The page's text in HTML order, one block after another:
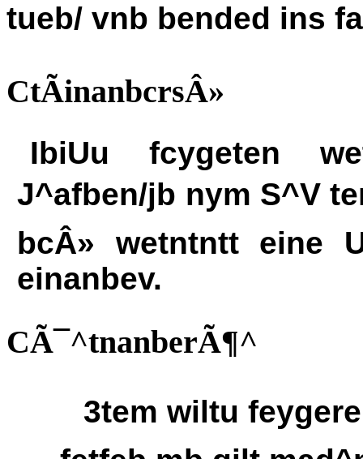
tueb/ vnb bended ins
CtÃinanbcrsÂ»
IbiUu fcygeten
J^afben/jb nym S^V
bcÂ» wetntntt eine
einanbev.
CÃ¯^tnanberÃ¶^
3tem wiltu